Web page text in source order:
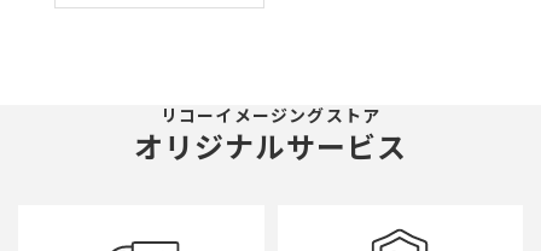
するときはロック解除が必要 上セット角
（0°、30°、45°、60°、75°、90°、
105°、120°、135°） 下セット角
リコーイメージングストア
オリジナルサービス